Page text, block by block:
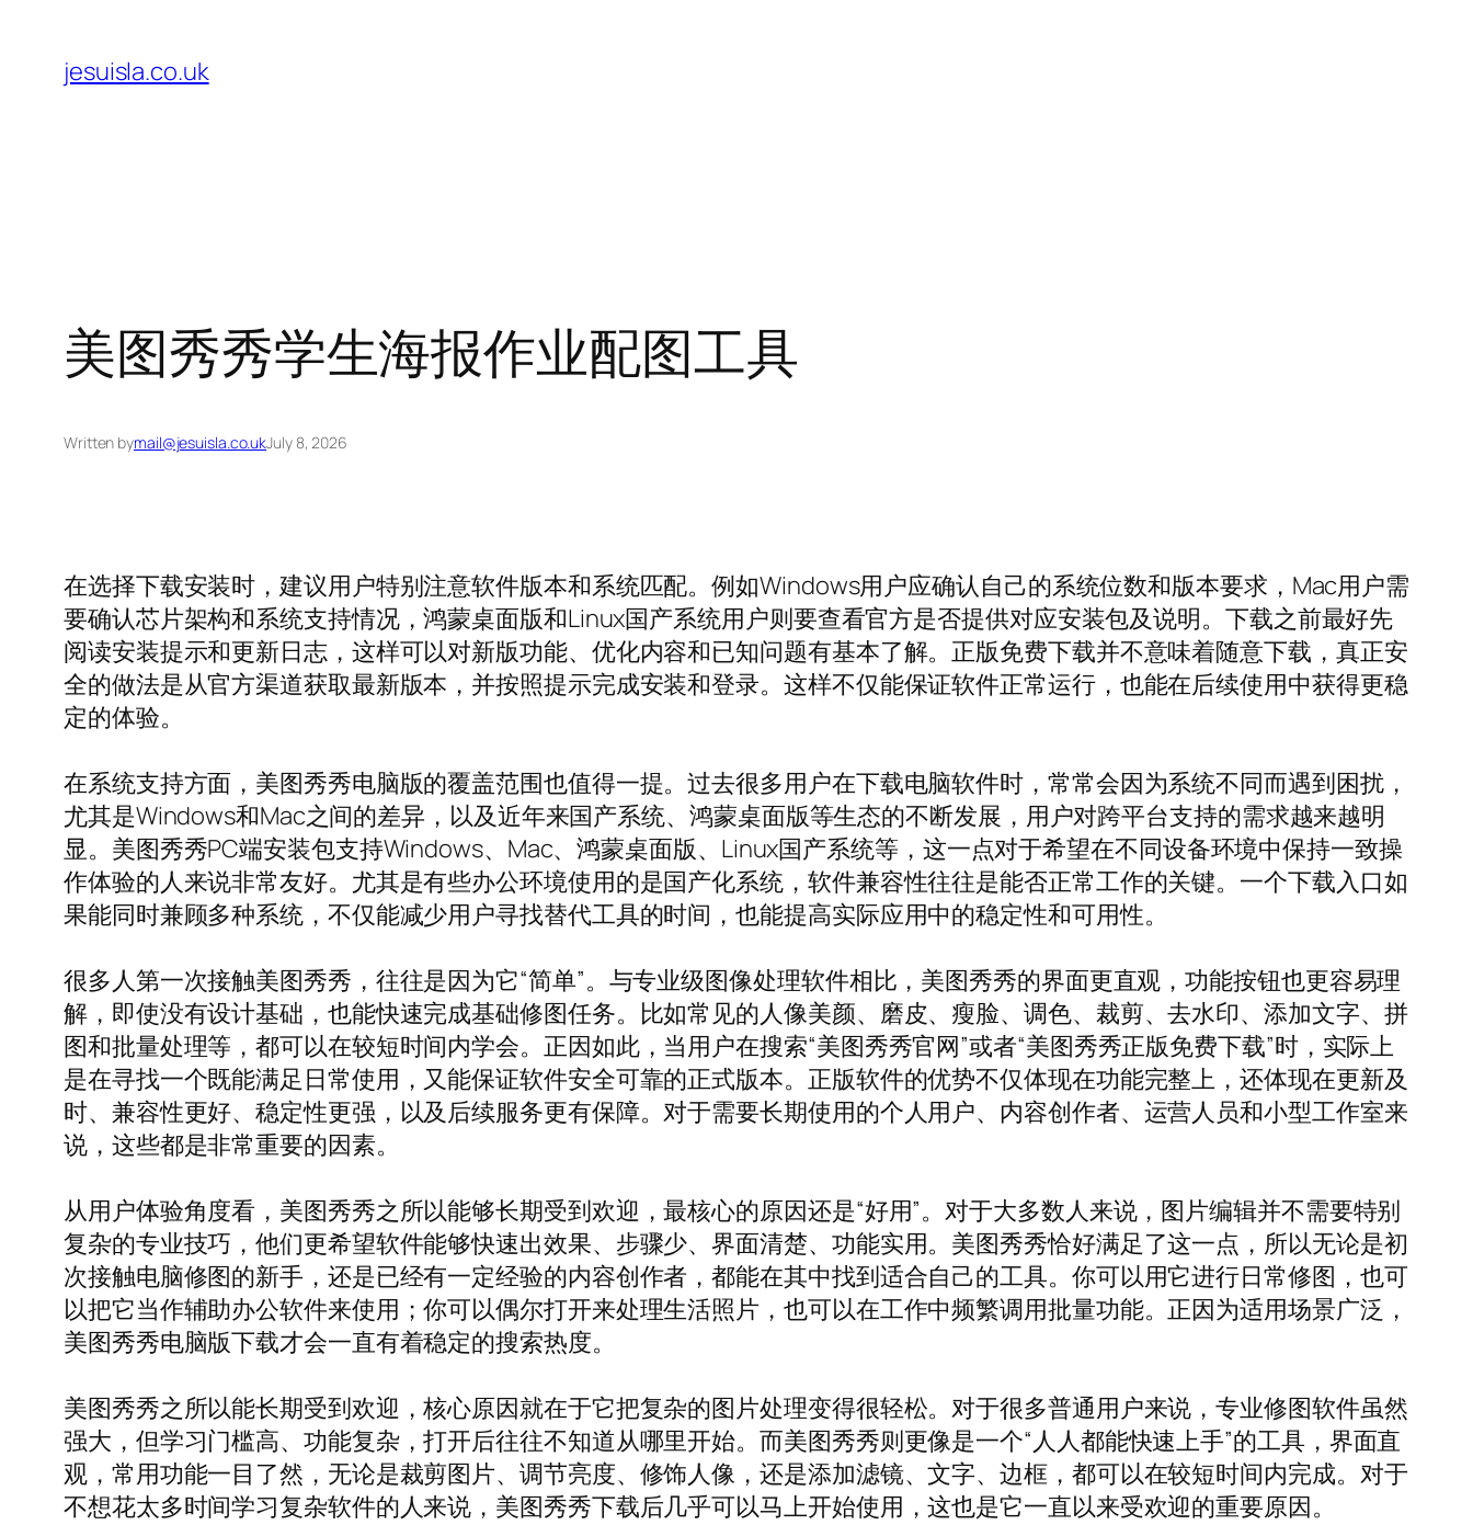
content
jesuisla.co.uk
美图秀秀学生海报作业配图工具
Written bymail@jesuisla.co.ukJuly 8, 2026
在选择下载安装时，建议用户特别注意软件版本和系统匹配。例如Windows用户应确认自己的系统位数和版本要求，Mac用户需
要确认芯片架构和系统支持情况，鸿蒙桌面版和Linux国产系统用户则要查看官方是否提供对应安装包及说明。下载之前最好先
阅读安装提示和更新日志，这样可以对新版功能、优化内容和已知问题有基本了解。正版免费下载并不意味着随意下载，真正安
全的做法是从官方渠道获取最新版本，并按照提示完成安装和登录。这样不仅能保证软件正常运行，也能在后续使用中获得更稳
定的体验。
在系统支持方面，美图秀秀电脑版的覆盖范围也值得一提。过去很多用户在下载电脑软件时，常常会因为系统不同而遇到困扰，
尤其是Windows和Mac之间的差异，以及近年来国产系统、鸿蒙桌面版等生态的不断发展，用户对跨平台支持的需求越来越明
显。美图秀秀PC端安装包支持Windows、Mac、鸿蒙桌面版、Linux国产系统等，这一点对于希望在不同设备环境中保持一致操
作体验的人来说非常友好。尤其是有些办公环境使用的是国产化系统，软件兼容性往往是能否正常工作的关键。一个下载入口如
果能同时兼顾多种系统，不仅能减少用户寻找替代工具的时间，也能提高实际应用中的稳定性和可用性。
很多人第一次接触美图秀秀，往往是因为它“简单”。与专业级图像处理软件相比，美图秀秀的界面更直观，功能按钮也更容易理
解，即使没有设计基础，也能快速完成基础修图任务。比如常见的人像美颜、磨皮、瘦脸、调色、裁剪、去水印、添加文字、拼
图和批量处理等，都可以在较短时间内学会。正因如此，当用户在搜索“美图秀秀官网”或者“美图秀秀正版免费下载”时，实际上
是在寻找一个既能满足日常使用，又能保证软件安全可靠的正式版本。正版软件的优势不仅体现在功能完整上，还体现在更新及
时、兼容性更好、稳定性更强，以及后续服务更有保障。对于需要长期使用的个人用户、内容创作者、运营人员和小型工作室来
说，这些都是非常重要的因素。
从用户体验角度看，美图秀秀之所以能够长期受到欢迎，最核心的原因还是“好用”。对于大多数人来说，图片编辑并不需要特别
复杂的专业技巧，他们更希望软件能够快速出效果、步骤少、界面清楚、功能实用。美图秀秀恰好满足了这一点，所以无论是初
次接触电脑修图的新手，还是已经有一定经验的内容创作者，都能在其中找到适合自己的工具。你可以用它进行日常修图，也可
以把它当作辅助办公软件来使用；你可以偶尔打开来处理生活照片，也可以在工作中频繁调用批量功能。正因为适用场景广泛，
美图秀秀电脑版下载才会一直有着稳定的搜索热度。
美图秀秀之所以能长期受到欢迎，核心原因就在于它把复杂的图片处理变得很轻松。对于很多普通用户来说，专业修图软件虽然
强大，但学习门槛高、功能复杂，打开后往往不知道从哪里开始。而美图秀秀则更像是一个“人人都能快速上手”的工具，界面直
观，常用功能一目了然，无论是裁剪图片、调节亮度、修饰人像，还是添加滤镜、文字、边框，都可以在较短时间内完成。对于
不想花太多时间学习复杂软件的人来说，美图秀秀下载后几乎可以马上开始使用，这也是它一直以来受欢迎的重要原因。